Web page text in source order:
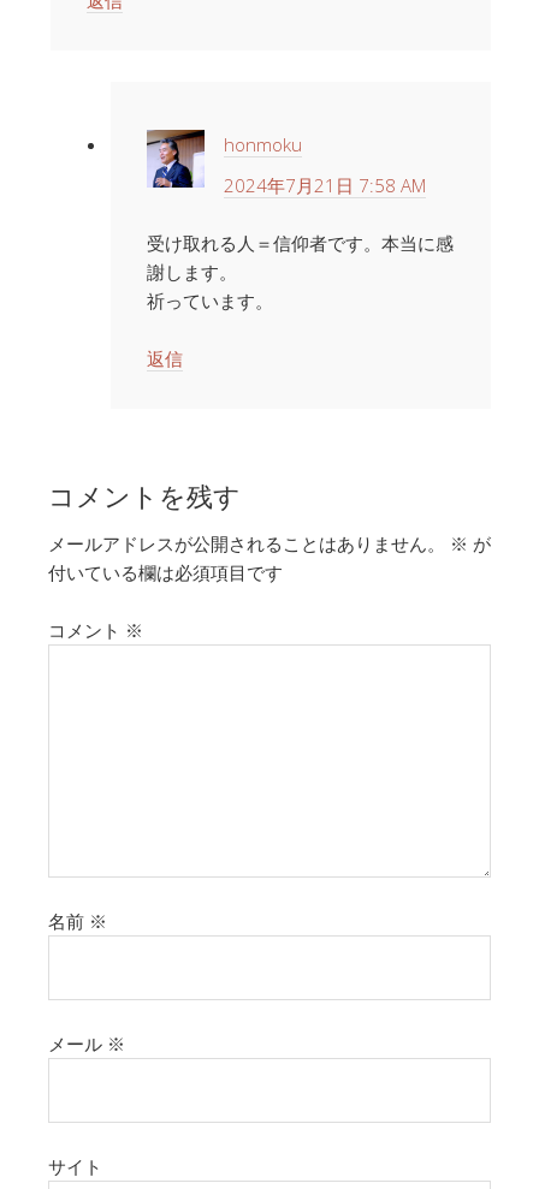
honmoku
2024年7月21日 7:58 AM
受け取れる人＝信仰者です。本当に感
謝します。
祈っています。
返信
コメントを残す
メールアドレスが公開されることはありません。 ※ が
付いている欄は必須項目です
コメント ※
名前 ※
メール ※
サイト